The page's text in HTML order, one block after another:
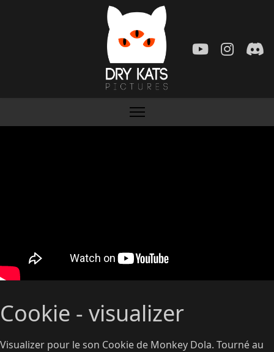
Cookie - visualizer
Visualizer pour le son Cookie de Monkey Dola. Tourné au